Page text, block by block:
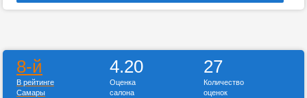
8-й
В рейтинге
Самары
4.20
Оценка
салона
27
Количество
оценок